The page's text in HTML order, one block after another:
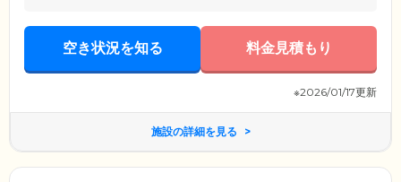
空き状況を知る 料金見積もり
※2026/01/17更新
施設の詳細を見る